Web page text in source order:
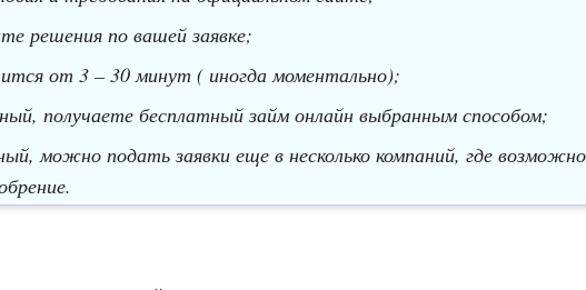
решения по вашей заявке;
от 3 – 30 минут ( иногда моментально);
получаете бесплатный займ онлайн выбранным способом;
можно подать заявки еще в несколько компаний, где возможно